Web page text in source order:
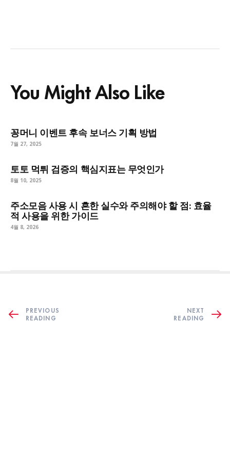
You Might Also Like
꽁머니 이벤트 후속 보너스 기획 방법
7월 27, 2025
토토 먹튀 검증의 핵심지표는 무엇인가
8월 10, 2025
주소모음 사용 시 흔한 실수와 주의해야 할 점: 효율
적 사용을 위한 가이드
4월 8, 2026
PREVIOUS
READING
NEXT
READING